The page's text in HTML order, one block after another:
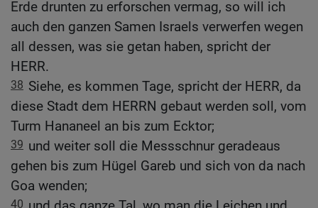
Erde drunten zu erforschen vermag, so will ich
auch den ganzen Samen Israels verwerfen wegen
all dessen, was sie getan haben, spricht der
HERR.
38 Siehe, es kommen Tage, spricht der HERR, da
diese Stadt dem HERRN gebaut werden soll, vom
Turm Hananeel an bis zum Ecktor;
39 und weiter soll die Messschnur geradeaus
gehen bis zum Hügel Gareb und sich von da nach
Goa wenden;
40